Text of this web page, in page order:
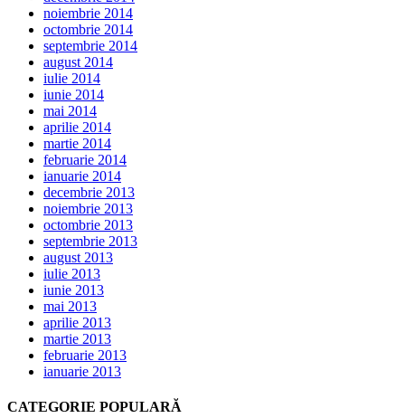
noiembrie 2014
octombrie 2014
septembrie 2014
august 2014
iulie 2014
iunie 2014
mai 2014
aprilie 2014
martie 2014
februarie 2014
ianuarie 2014
decembrie 2013
noiembrie 2013
octombrie 2013
septembrie 2013
august 2013
iulie 2013
iunie 2013
mai 2013
aprilie 2013
martie 2013
februarie 2013
ianuarie 2013
CATEGORIE POPULARĂ